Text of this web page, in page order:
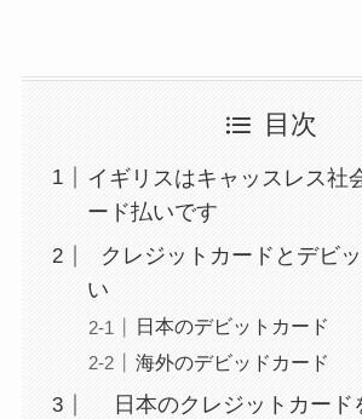
目次
イギリスはキャッスレス社
ード払いです
クレジットカードとデビ
い
日本のデビットカード
海外のデビッドカード
日本のクレジットカード